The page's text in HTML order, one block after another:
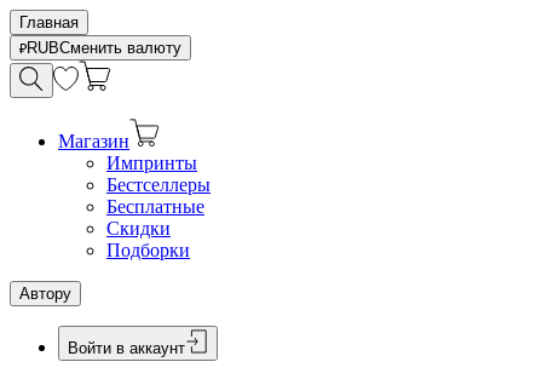
Главная
RUBСменить валюту
Магазин
Импринты
Бестселлеры
Бесплатные
Скидки
Подборки
Автору
Войти в аккаунт